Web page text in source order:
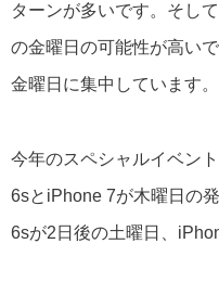
ターンが多いです。そし
の金曜日の可能性が高い
金曜日に集中しています。
今年のスペシャルイベン
6sとiPhone 7が木曜日の
6sが2日後の土曜日、